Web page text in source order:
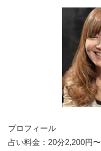
プロフィール
占い料金：20分2,200円〜